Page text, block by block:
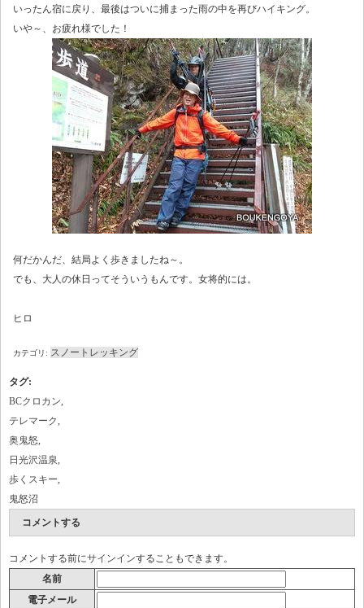
いったん宿に戻り、最後はついに捕まった雨の中を再びハイキング。
いや～、お疲れ様でした！
何だかんだ、結局よく歩きましたね～。
でも、大人の休日ってそういうもんです。女将的には。
ヒロ
カテゴリ: スノートレッキング
タグ:
BCクロカン
テレマーク
奥鬼怒
日光沢温泉
歩くスキー
鬼怒沼
コメントする
コメントする前にサインインすることもできます。
名前
電子メール